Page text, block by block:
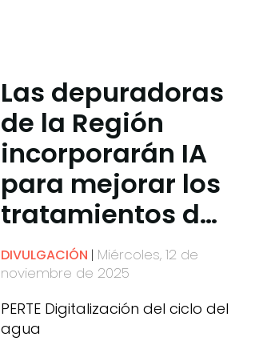
Las depuradoras
de la Región
incorporarán IA
para mejorar los
tratamientos de
regeneración del
agua
DIVULGACIÓN
Miércoles, 12 de
noviembre de 2025
PERTE Digitalización del ciclo del
agua